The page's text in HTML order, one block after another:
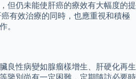
但仍未能使肝癌的療效有大幅度的提
有效治療的同時，也應重視和積極
。
良性病變如腺瘤樣增生、肝硬化再生